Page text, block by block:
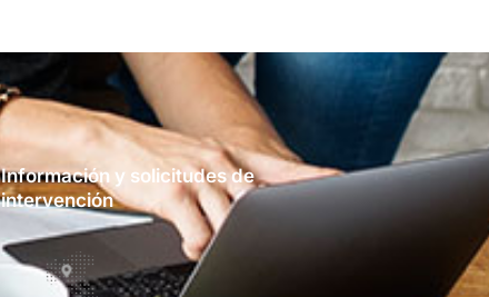
Información y solicitudes de
intervención